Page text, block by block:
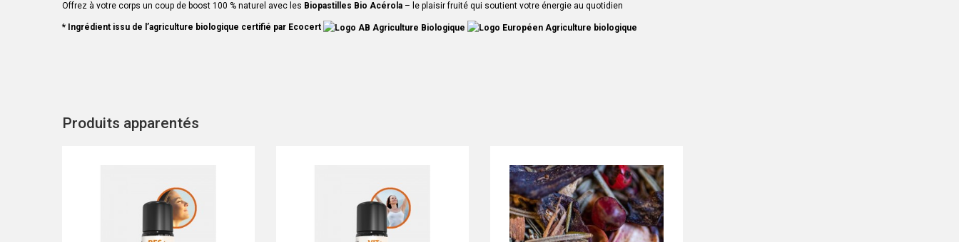
Offrez à votre corps un coup de boost 100 % naturel avec les Biopastilles Bio Acérola – le plaisir fruité qui soutient votre énergie au quotidien
* Ingrédient issu de l’agriculture biologique certifié par Ecocert
Produits apparentés